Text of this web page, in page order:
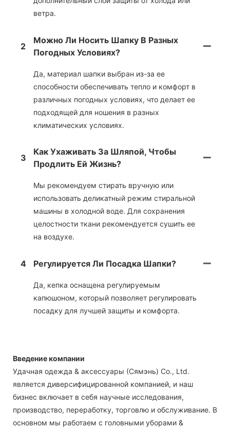
ветра.
2
Можно Ли Носить Шапку В Разных
Погодных Условиях?
Да, материал шапки выбран из-за ее
способности обеспечивать тепло и комфорт в
различных погодных условиях, что делает ее
подходящей для ношения в разных
климатических условиях.
3
Как Ухаживать За Шляпой, Чтобы
Продлить Ей Жизнь?
Мы рекомендуем стирать вручную или
использовать деликатный режим стиральной
машины в холодной воде. Для сохранения
целостности ткани рекомендуется сушить ее
на воздухе.
4 Регулируется Ли Посадка Шапки?
Да, кепка оснащена регулируемым
капюшоном, который позволяет регулировать
посадку для лучшей защиты и комфорта.
Введение компании
Удачная одежда & аксессуары (Сямэнь) Co., Ltd.
является диверсифицированной компанией, и наш
бизнес включает в себя научные исследования,
производство, переработку, торговлю и обслуживание. В
основном мы работаем с головными уборами &